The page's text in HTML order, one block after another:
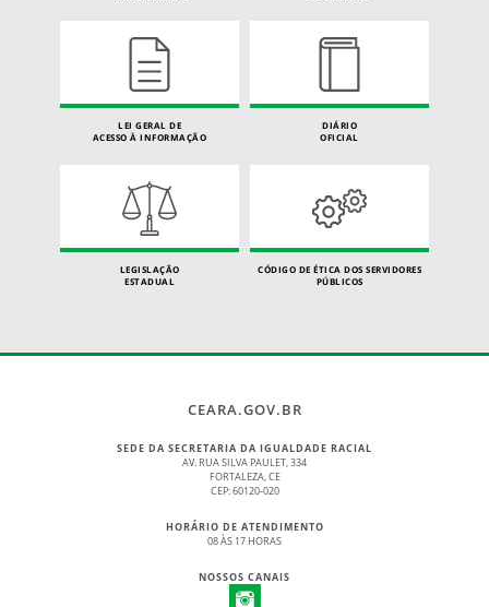
LEI GERAL DE
ACESSO À INFORMAÇÃO
DIÁRIO
OFICIAL
LEGISLAÇÃO
ESTADUAL
CÓDIGO DE ÉTICA DOS SERVIDORES
PÚBLICOS
CEARA.GOV.BR
SEDE DA SECRETARIA DA IGUALDADE RACIAL
AV. RUA SILVA PAULET, 334
FORTALEZA, CE
CEP: 60120-020
HORÁRIO DE ATENDIMENTO
08 ÀS 17 HORAS
NOSSOS CANAIS